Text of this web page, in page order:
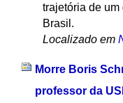
trajetória de
Brasil.
Localizado em
Morre Boris
professor da